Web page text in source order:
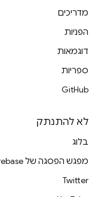
מדריכים
הפניות
דוגמאות
ספריות
GitHub
לא להתנתק
בלוג
מפגש הפסגה של Firebase
Twitter